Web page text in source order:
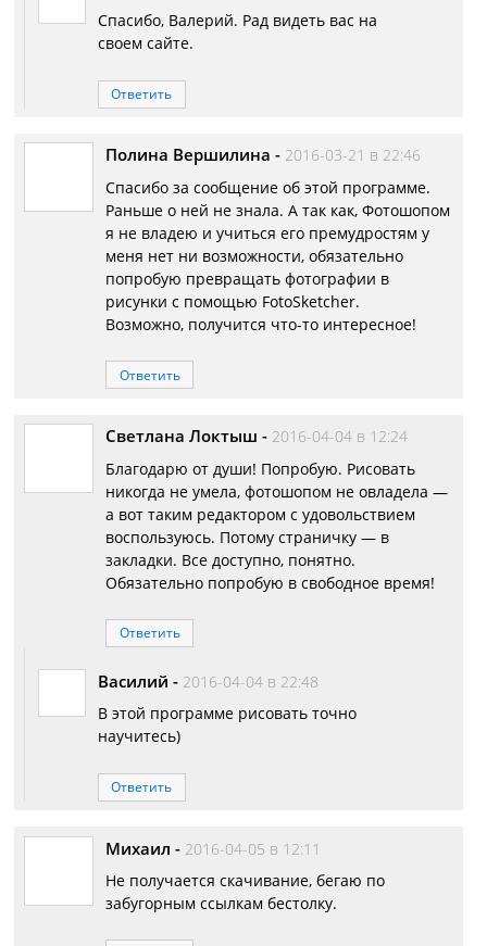
Спасибо, Валерий. Рад видеть вас на
своем сайте.
Ответить
Полина Вершилина - 2016-03-21 в 22:46
Спасибо за сообщение об этой программе.
Раньше о ней не знала. А так как, Фотошопом
я не владею и учиться его премудростям у
меня нет ни возможности, обязательно
попробую превращать фотографии в
рисунки с помощью FotoSketcher.
Возможно, получится что-то интересное!
Ответить
Светлана Локтыш - 2016-04-04 в 12:24
Благодарю от души! Попробую. Рисовать
никогда не умела, фотошопом не овладела —
а вот таким редактором с удовольствием
воспользуюсь. Потому страничку — в
закладки. Все доступно, понятно.
Обязательно попробую в свободное время!
Ответить
Василий - 2016-04-04 в 22:48
В этой программе рисовать точно
научитесь)
Ответить
Михаил - 2016-04-05 в 12:11
Не получается скачивание, бегаю по
забугорным ссылкам бестолку.